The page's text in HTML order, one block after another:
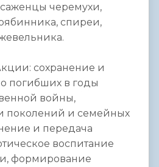
черемухи,
спиреи,
сохранение и
погибших в годы
войны,
поколений и семейных
и передача
воспитание
формирование